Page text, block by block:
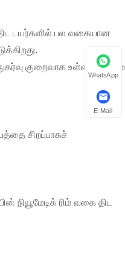
டயர்களில் பல வகையான
குறைவாக உள்ளது மற்றும்
சிறப்பாகச்
நியூமேடிக் ரிம் வகை திட
WhatsApp
E-Mail